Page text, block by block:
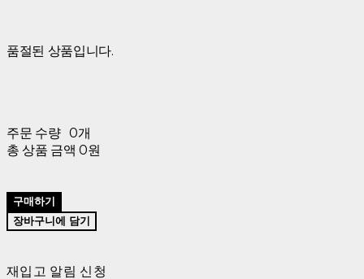
품절된 상품입니다.
주문 수량 0개
총 상품 금액 0원
구매하기
장바구니에 담기
재입고 알림 신청